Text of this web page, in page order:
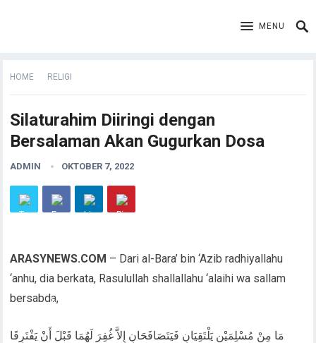
MENU
HOME RELIGI
Silaturahim Diiringi dengan
Bersalaman Akan Gugurkan Dosa
ADMIN OKTOBER 7, 2022
ARASYNEWS.COM – Dari al-Bara’ bin ‘Azib radhiyallahu
‘anhu, dia berkata, Rasulullah shallallahu ‘alaihi wa sallam
bersabda,
مَا مِنْ مُسْلِمَيْنِ يَلْتَقِيَانِ فَيَتَصَافَحَانِ إِلاَّ غُفِرَ لَهُمَا قَبْلَ أَنْ يَفْتَرِقَا